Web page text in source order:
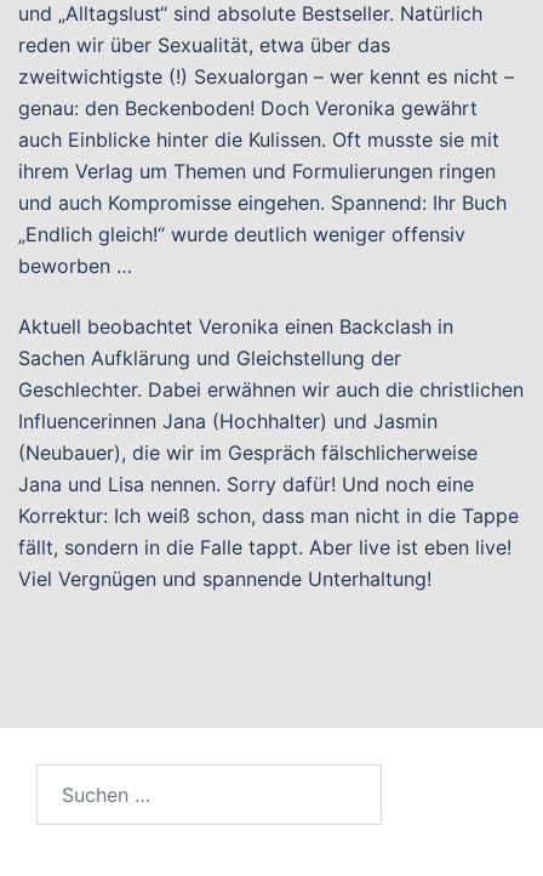
und „Alltagslust“ sind absolute Bestseller. Natürlich
reden wir über Sexualität, etwa über das
zweitwichtigste (!) Sexualorgan – wer kennt es nicht –
genau: den Beckenboden! Doch Veronika gewährt
auch Einblicke hinter die Kulissen. Oft musste sie mit
ihrem Verlag um Themen und Formulierungen ringen
und auch Kompromisse eingehen. Spannend: Ihr Buch
„Endlich gleich!“ wurde deutlich weniger offensiv
beworben …
Aktuell beobachtet Veronika einen Backclash in
Sachen Aufklärung und Gleichstellung der
Geschlechter. Dabei erwähnen wir auch die christlichen
Influencerinnen Jana (Hochhalter) und Jasmin
(Neubauer), die wir im Gespräch fälschlicherweise
Jana und Lisa nennen. Sorry dafür! Und noch eine
Korrektur: Ich weiß schon, dass man nicht in die Tappe
fällt, sondern in die Falle tappt. Aber live ist eben live!
Viel Vergnügen und spannende Unterhaltung!